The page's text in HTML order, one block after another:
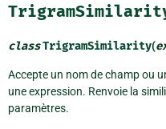
classTrigramSimilarity(
Accepte un nom de champ ou
une expression. Renvoie la
paramètres.